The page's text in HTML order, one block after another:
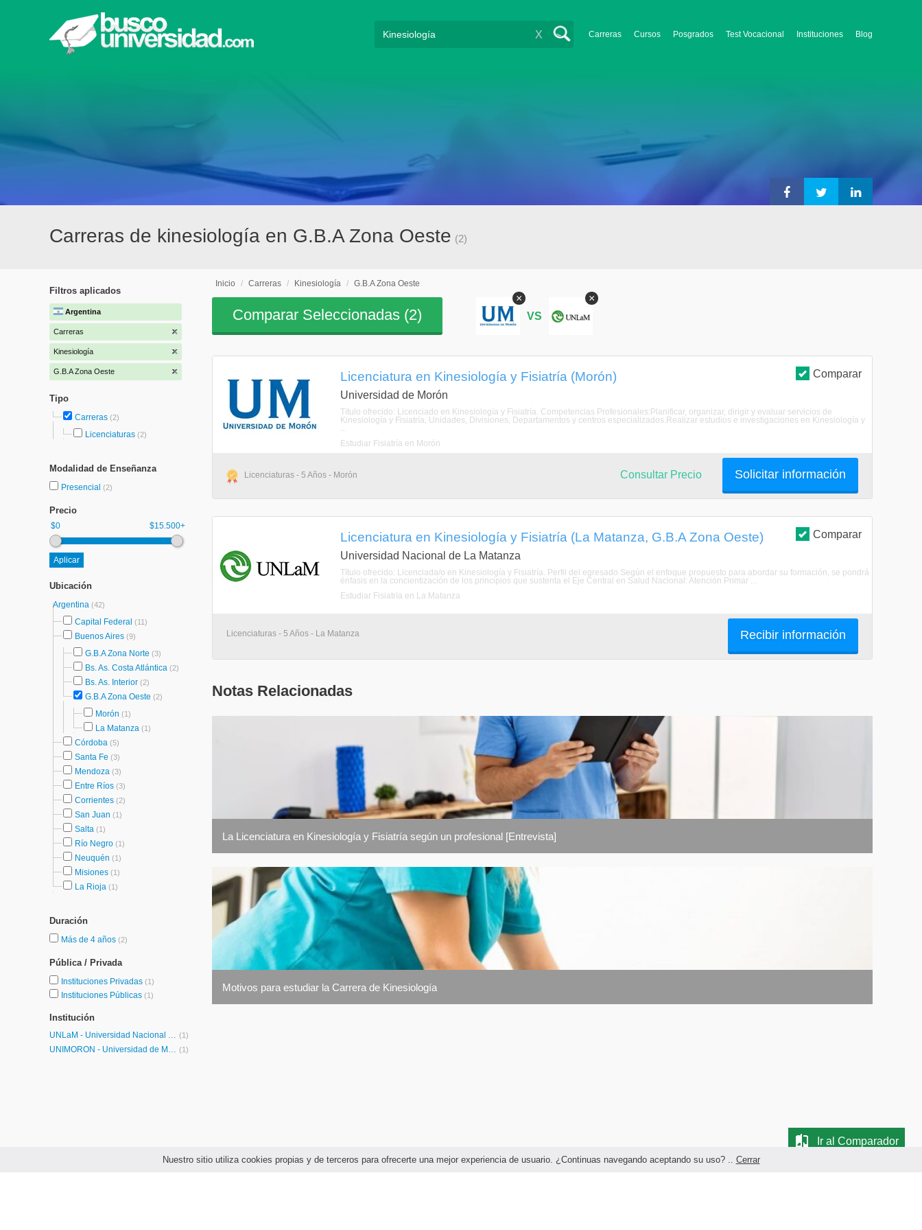
Nuestro sitio utiliza cookies propias y de terceros para ofrecerte una mejor experiencia de usuario. ¿Continuas navegando aceptando su uso? .. Cerrar
Carreras Cursos Posgrados Test Vocacional Instituciones Blog
X
Carreras de kinesiología en G.B.A Zona Oeste (2)
Filtros aplicados
Argentina
Carreras
Kinesiología
G.B.A Zona Oeste
Tipo
Carreras (2)
Licenciaturas (2)
Modalidad de Enseñanza
Presencial (2)
Precio
$0 $15.500+
Ubicación
Argentina (42)
Capital Federal (11)
Buenos Aires (9)
G.B.A Zona Norte (3)
Bs. As. Costa Atlántica (2)
Bs. As. Interior (2)
G.B.A Zona Oeste (2)
Morón (1)
La Matanza (1)
Córdoba (5)
Santa Fe (3)
Mendoza (3)
Entre Ríos (3)
Corrientes (2)
San Juan (1)
Salta (1)
Río Negro (1)
Neuquén (1)
Misiones (1)
La Rioja (1)
Duración
Más de 4 años (2)
Pública / Privada
Instituciones Privadas (1)
Instituciones Públicas (1)
Institución
UNLaM - Universidad Nacional de La Matanza (1)
UNIMORÓN - Universidad de Morón (1)
Inicio / Carreras / Kinesiología / G.B.A Zona Oeste
Comparar Seleccionadas (2)
×
VS
×
Comparar
Licenciatura en Kinesiología y Fisiatría (Morón)
Universidad de Morón
Título ofrecido: Licenciado en Kinesiología y Fisiatría. Competencias Profesionales:Planificar, organizar, dirigir y evaluar servicios de
Kinesiología y Fisiatría, Unidades, Divisiones, Departamentos y centros especializados.Realizar estudios e investigaciones en Kinesiología y
...
Estudiar Fisiatría en Morón
Licenciaturas - 5 Años - Morón Solicitar información
Consultar Precio
Comparar
Licenciatura en Kinesiología y Fisiatría (La Matanza, G.B.A Zona Oeste)
Universidad Nacional de La Matanza
Título ofrecido: Licenciada/o en Kinesiología y Fisiatría. Perfil del egresado Según el enfoque propuesto para abordar su formación, se pondrá
énfasis en la concientización de los principios que sustenta el Eje Central en Salud Nacional: Atención Primar ...
Estudiar Fisiatría en La Matanza
Licenciaturas - 5 Años - La Matanza Recibir información
Notas Relacionadas
La Licenciatura en Kinesiología y Fisiatría según un profesional [Entrevista]
Motivos para estudiar la Carrera de Kinesiología
Ir al Comparador